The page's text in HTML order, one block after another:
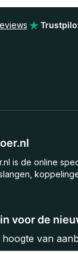
voor de
hoogte van
is de online